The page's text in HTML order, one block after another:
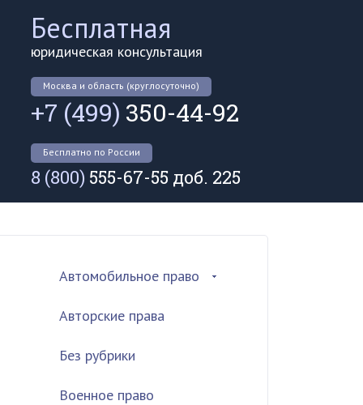
Бесплатная
юридическая консультация
Москва и область (круглосуточно)
+7 (499) 350-44-92
Бесплатно по России
8 (800) 555-67-55 доб. 225
Автомобильное право
Авторские права
Без рубрики
Военное право